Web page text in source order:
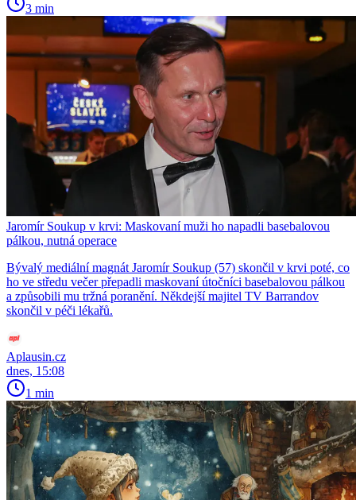
3 min
Jaromír Soukup v krvi: Maskovaní muži ho napadli basebalovou
pálkou, nutná operace
Bývalý mediální magnát Jaromír Soukup (57) skončil v krvi poté, co
ho ve středu večer přepadli maskovaní útočníci basebalovou pálkou
a způsobili mu tržná poranění. Někdejší majitel TV Barrandov
skončil v péči lékařů.
Aplausin.cz
dnes, 15:08
1 min